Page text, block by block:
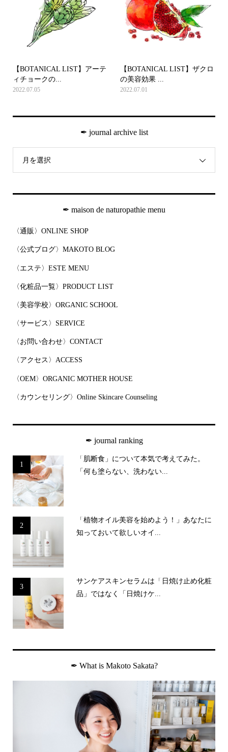
【BOTANICAL LIST】アーテ
ィチョークの...
2022.07.05
【BOTANICAL LIST】ザクロ
の美容効果 ...
2022.07.01
✒︎ journal archive list
月を選択
✒︎ maison de naturopathie menu
〈通販〉ONLINE SHOP
〈公式ブログ〉MAKOTO BLOG
〈エステ〉ESTE MENU
〈化粧品一覧〉PRODUCT LIST
〈美容学校〉ORGANIC SCHOOL
〈サービス〉SERVICE
〈お問い合わせ〉CONTACT
〈アクセス〉ACCESS
〈OEM〉ORGANIC MOTHER HOUSE
〈カウンセリング〉Online Skincare Counseling
✒︎ journal ranking
1
「肌断食」について本気で考えてみた。
「何も塗らない、洗わない...
2
「植物オイル美容を始めよう！」あなたに
知っておいて欲しいオイ...
3
サンケアスキンセラムは「日焼け止め化粧
品」ではなく「日焼けケ...
✒︎ What is Makoto Sakata?